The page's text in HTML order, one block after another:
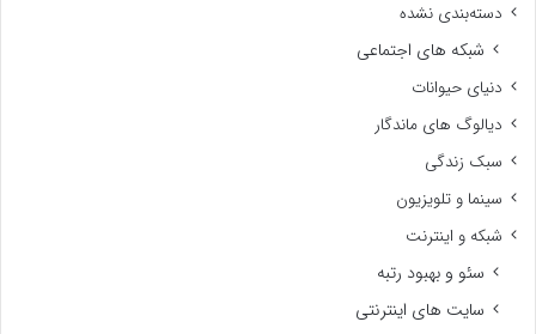
دسته‌بندی نشده
شبکه های اجتماعی
دنیای حیوانات
دیالوگ های ماندگار
سبک زندگی
سینما و تلویزیون
شبکه و اینترنت
سئو و بهبود رتبه
سایت های اینترنتی